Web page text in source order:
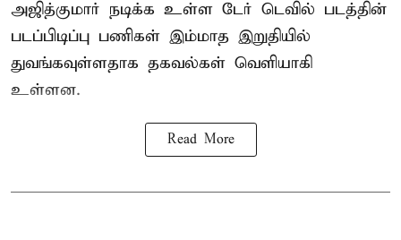
அஜித்குமார் நடிக்க உள்ள டேர் டெவில் படத்தின்
படப்பிடிப்பு பணிகள் இம்மாத இறுதியில்
துவங்கவுள்ளதாக தகவல்கள் வெளியாகி
உள்ளன.
Read More